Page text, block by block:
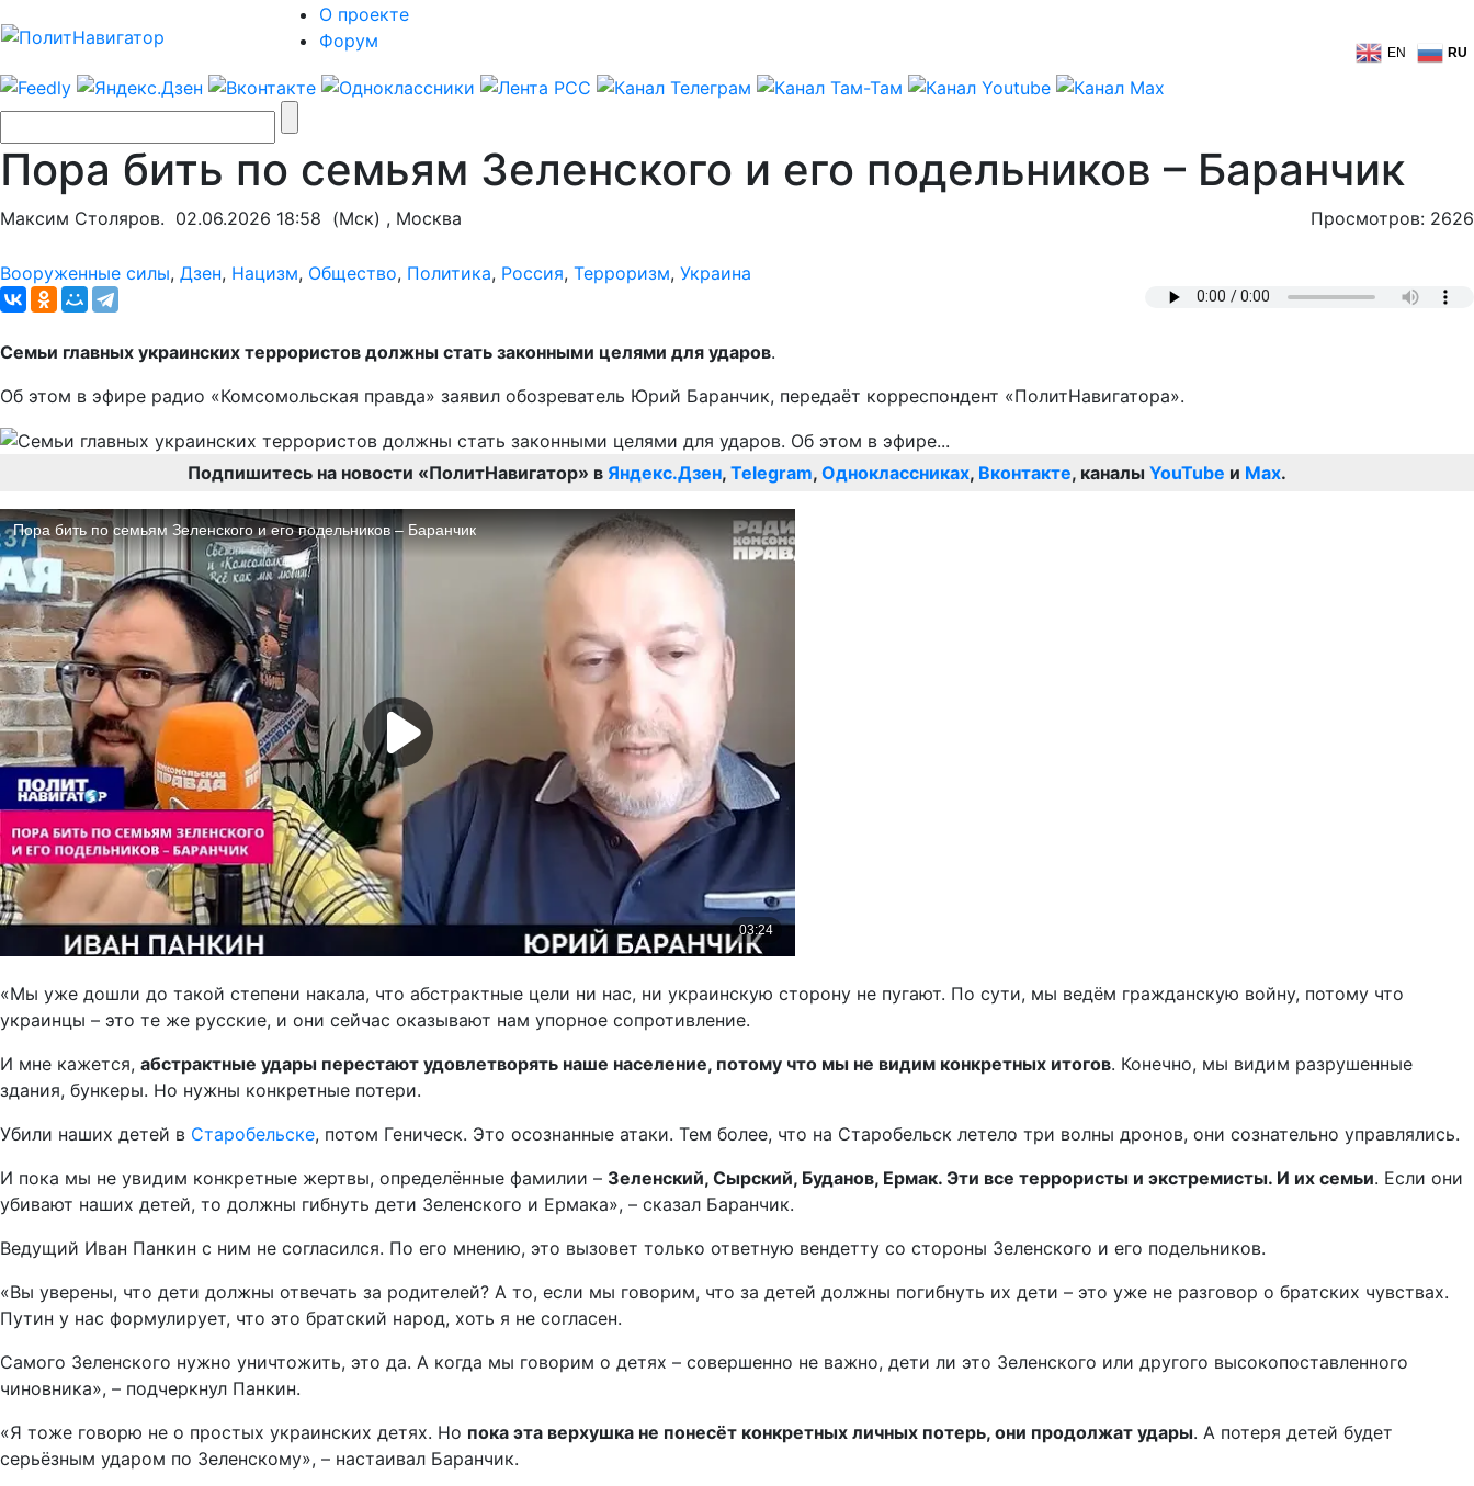
О проекте
Форум
EN RU
Пора бить по семьям Зеленского и его подельников – Баранчик
Максим Столяров. 02.06.2026 18:58 (Мск) , Москва Просмотров: 2626
Вооруженные силы, Дзен, Нацизм, Общество, Политика, Россия, Терроризм, Украина
Семьи главных украинских террористов должны стать законными целями для ударов.
Об этом в эфире радио «Комсомольская правда» заявил обозреватель Юрий Баранчик, передаёт корреспондент «ПолитНавигатора».
Подпишитесь на новости «ПолитНавигатор» в Яндекс.Дзен, Telegram, Одноклассниках, Вконтакте, каналы YouTube и Max.
«Мы уже дошли до такой степени накала, что абстрактные цели ни нас, ни украинскую сторону не пугают. По сути, мы ведём гражданскую войну, потому что
украинцы – это те же русские, и они сейчас оказывают нам упорное сопротивление.
И мне кажется, абстрактные удары перестают удовлетворять наше население, потому что мы не видим конкретных итогов. Конечно, мы видим разрушенные
здания, бункеры. Но нужны конкретные потери.
Убили наших детей в Старобельске, потом Геническ. Это осознанные атаки. Тем более, что на Старобельск летело три волны дронов, они сознательно управлялись.
И пока мы не увидим конкретные жертвы, определённые фамилии – Зеленский, Сырский, Буданов, Ермак. Эти все террористы и экстремисты. И их семьи. Если они
убивают наших детей, то должны гибнуть дети Зеленского и Ермака», – сказал Баранчик.
Ведущий Иван Панкин с ним не согласился. По его мнению, это вызовет только ответную вендетту со стороны Зеленского и его подельников.
«Вы уверены, что дети должны отвечать за родителей? А то, если мы говорим, что за детей должны погибнуть их дети – это уже не разговор о братских чувствах.
Путин у нас формулирует, что это братский народ, хоть я не согласен.
Самого Зеленского нужно уничтожить, это да. А когда мы говорим о детях – совершенно не важно, дети ли это Зеленского или другого высокопоставленного
чиновника», – подчеркнул Панкин.
«Я тоже говорю не о простых украинских детях. Но пока эта верхушка не понесёт конкретных личных потерь, они продолжат удары. А потеря детей будет
серьёзным ударом по Зеленскому», – настаивал Баранчик.